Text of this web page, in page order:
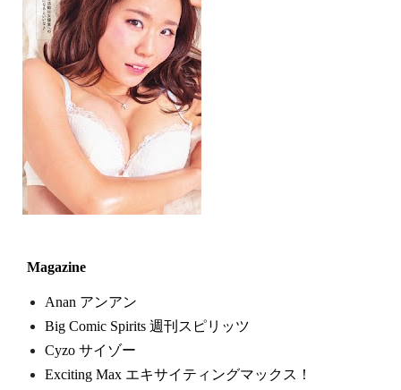
Magazine
Anan アンアン
Big Comic Spirits 週刊スピリッツ
Cyzo サイゾー
Exciting Max エキサイティングマックス！